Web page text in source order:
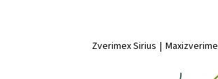
Zverimex Sirius |